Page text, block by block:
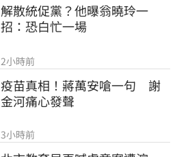
解散統促黨？他曝翁曉玲一
招：恐白忙一場
2小時前
疫苗真相！蔣萬安嗆一句　謝
金河痛心發聲
3小時前